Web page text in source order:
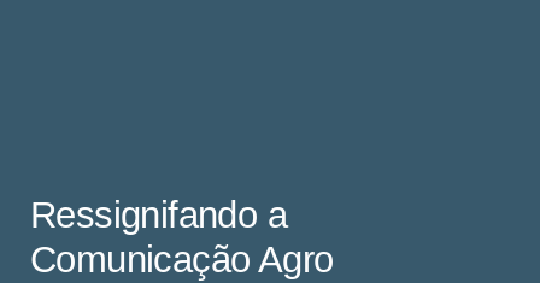
Ressignifando a
Comunicação Agro